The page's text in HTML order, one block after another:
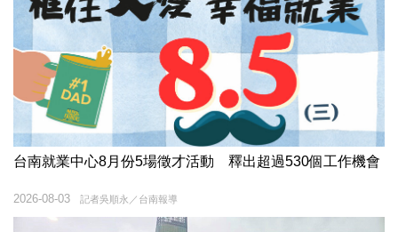
台南就業中心8月份5場徵才活動 釋出超過530個工作機會
記者吳順永／台南報導
2026-08-03